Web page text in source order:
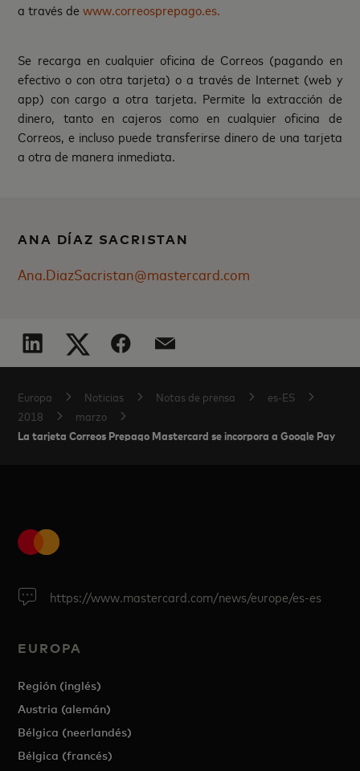
a través dewww.correosprepago.es.
Se recarga en cualquier oficina de Correos (pagando en
efectivo o con otra tarjeta) o a través de Internet (web y
app) con cargo a otra tarjeta. Permite la extracción de
dinero, tanto en cajeros como en cualquier oficina de
Correos, e incluso puede transferirse dinero de una tarjeta
a otra de manera inmediata.
ANA DÍAZ SACRISTAN
Ana.DiazSacristan@mastercard.com
Europa Noticias Notas de prensa
es-ES
2018
marzo
La tarjeta Correos Prepago Mastercard se incorpora a Google Pay
https://www.mastercard.com/news/europe/es-es
EUROPA
Región (inglés)
Austria (alemán)
Bélgica (neerlandés)
Bélgica (francés)